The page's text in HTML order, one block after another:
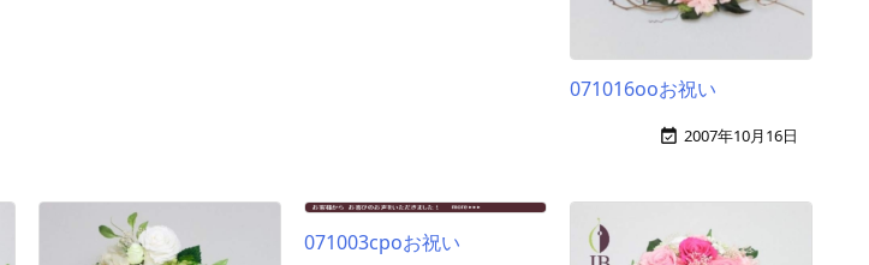
071016ooお祝い
 2007年10月16日
071003cpoお祝い